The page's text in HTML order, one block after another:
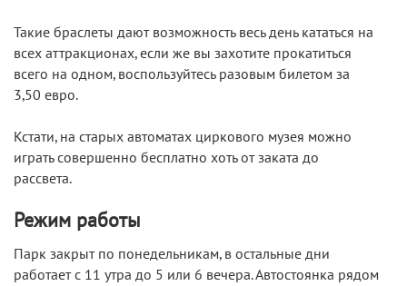
Такие браслеты дают возможность весь день кататься на
всех аттракционах, если же вы захотите прокатиться
всего на одном, воспользуйтесь разовым билетом за
3,50 евро.
Кстати, на старых автоматах циркового музея можно
играть совершенно бесплатно хоть от заката до
рассвета.
Режим работы
Парк закрыт по понедельникам, в остальные дни
работает с 11 утра до 5 или 6 вечера. Автостоянка рядом